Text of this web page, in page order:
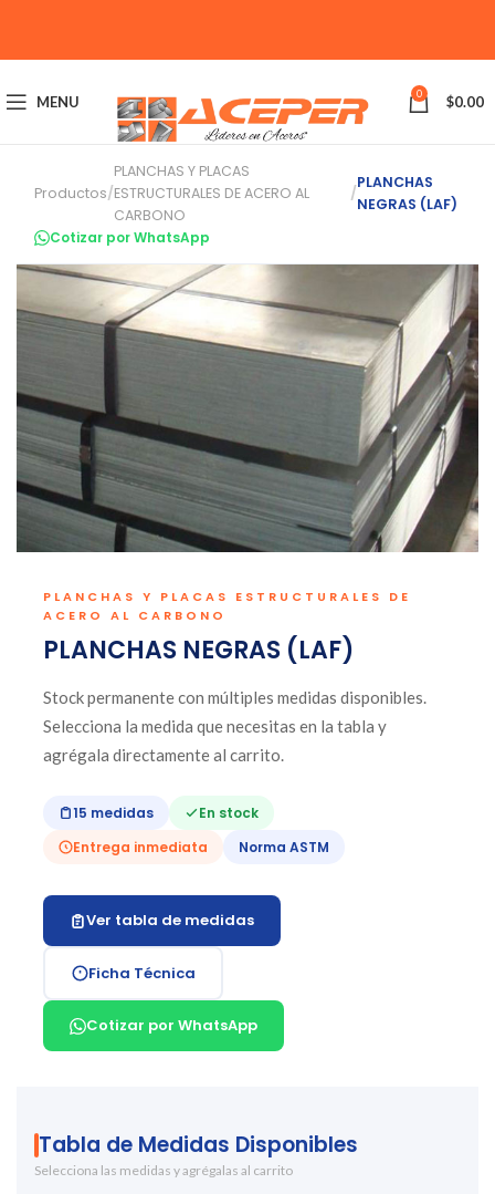
MENU 0 $0.00
Productos/
PLANCHAS Y PLACAS
ESTRUCTURALES DE ACERO AL
CARBONO
/
PLANCHAS
NEGRAS (LAF)
Cotizar por WhatsApp
PLANCHAS Y PLACAS ESTRUCTURALES DE
ACERO AL CARBONO
PLANCHAS NEGRAS (LAF)
Stock permanente con múltiples medidas disponibles.
Selecciona la medida que necesitas en la tabla y
agrégala directamente al carrito.
15 medidas
En stock
Entrega inmediata
Norma ASTM
Ver tabla de medidas
Ficha Técnica
Cotizar por WhatsApp
Tabla de Medidas Disponibles
Selecciona las medidas y agrégalas al carrito